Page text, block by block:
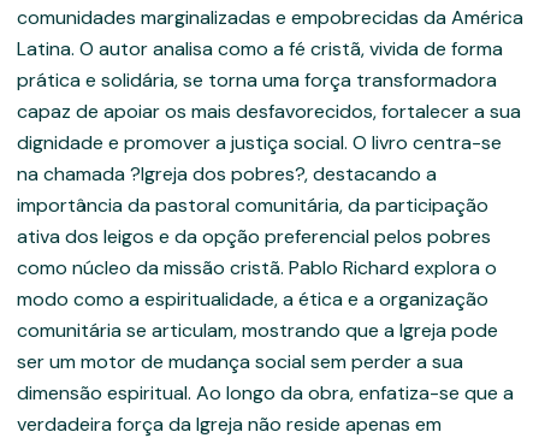
comunidades marginalizadas e empobrecidas da América
Latina. O autor analisa como a fé cristã, vivida de forma
prática e solidária, se torna uma força transformadora
capaz de apoiar os mais desfavorecidos, fortalecer a sua
dignidade e promover a justiça social. O livro centra-se
na chamada ?Igreja dos pobres?, destacando a
importância da pastoral comunitária, da participação
ativa dos leigos e da opção preferencial pelos pobres
como núcleo da missão cristã. Pablo Richard explora o
modo como a espiritualidade, a ética e a organização
comunitária se articulam, mostrando que a Igreja pode
ser um motor de mudança social sem perder a sua
dimensão espiritual. Ao longo da obra, enfatiza-se que a
verdadeira força da Igreja não reside apenas em